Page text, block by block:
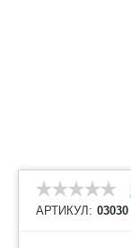
АРТИКУЛ: 03030